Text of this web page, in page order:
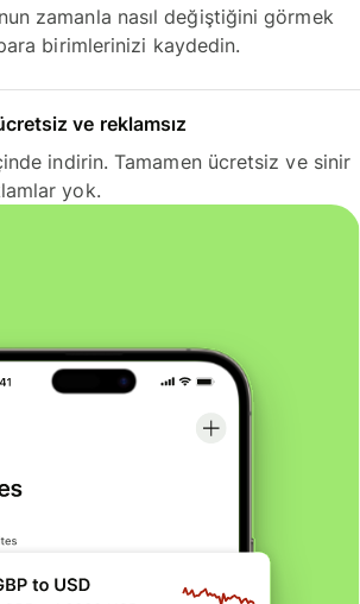
zamanla nasıl değiştiğini görmek
birimlerinizi kaydedin.
ve reklamsız
indirin. Tamamen ücretsiz ve sinir
yok.